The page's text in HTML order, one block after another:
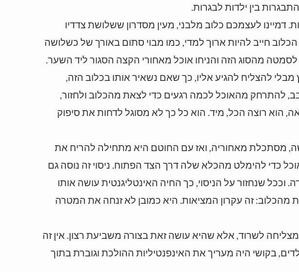
בין ילדות לבגרות.
דמיינו לעצמכם כלוב מלבני, מעין מסדרון ששלושת צדדיו
חייב להיות ארוך למדי, כמו מבוי סתום באורך של כשלושה
מהסוג הזה והניחו אוכל מאחורי הקצה הסגור ליד השער.
להצליח להגיע אליו, כך שאם נשאיר אותו בכלוב הזה,
להתרחק מהאוכל לכמה רגעים כדי לצאת מהכלוב ולחזור,
הוא רוצה הכל, מיד. הוא כל כך לא מסוגל לדחות את סיפוק
מסתכלת מאחוריה, ואז עם החוטם היא מתחילה להריח את
כדי להימלט מהכלא שלה דרך הצד הפתוח. ניסוי זה נוסה גם
שנחזור על הניסוי, כך החיה האינטליגנטית עושה אותו
מהכלוב: זה עקרון המציאות. היא כמובן לא זנחה את המטרה
לשרוד, אלא שהיא עושה זאת בצורה משביעת רצון. אין זה
בקושי היה מעריך את האינפנטיליות ההולכת וגוברת בתוך